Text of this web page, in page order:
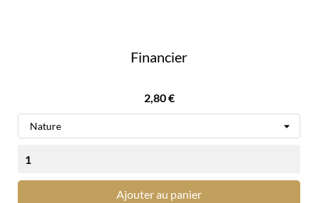
Financier
Prix
2,80 €
Ajouter au panier